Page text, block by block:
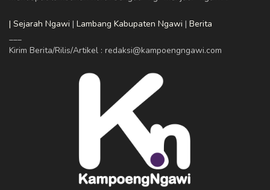
| Sejarah Ngawi | Lambang Kabupaten Ngawi | Berita
___
Kirim Berita/Rilis/Artikel : redaksi@kampoengngawi.com